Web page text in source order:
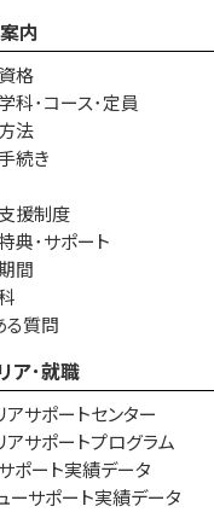
内
格
科･コース･定員
法
続き
援制度
典･サポート
間
る質問
ア･就職
アサポートセンター
アサポートプログラム
ポート実績データ
ーサポート実績データ